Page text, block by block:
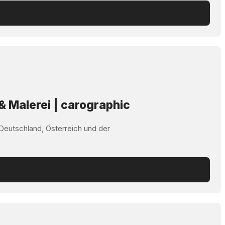
Malerei | carographic
Österreich und der